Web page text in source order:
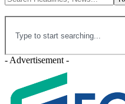
- Advertisement -